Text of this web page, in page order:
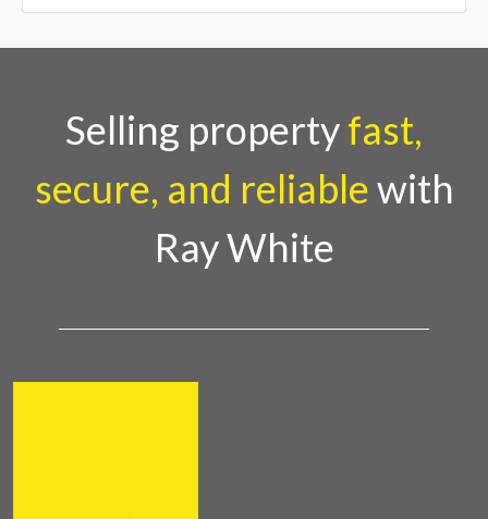
Selling propertyfast,
secure, and reliablewith
Ray White